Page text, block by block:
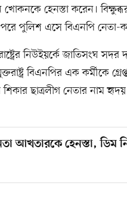
হেনস্তা করেন।
পুলিশ এসে বিএনপি নেতা-
নিউইয়র্কে জাতিসংঘ সদর
বিএনপির এক কর্মীকে
ছাত্রলীগ নেতার নাম হৃদয়
আখতারকে হেনস্তা, ডিম